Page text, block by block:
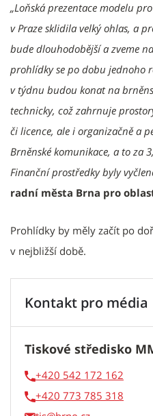
„Loňská prezentace modelu
v Praze sklidila velký ohlas, a
bude dlouhodobější a zveme
prohlídky se po dobu jednoho
v týdnu budou konat na
technicky, což zahrnuje
či licence, ale i organizačně a
Brněnské komunikace, a to za
Finanční prostředky byly
radní města Brna pro
Prohlídky by měly začít po
v nejbližší době.
Kontakt pro média
Tiskové středisko
+420 542 172 162
+420 773 785 318